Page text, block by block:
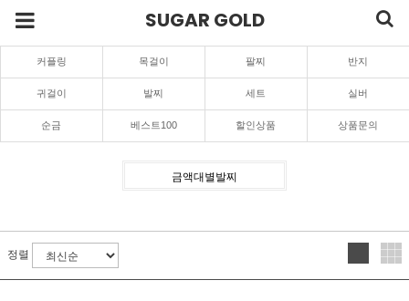
SUGAR GOLD
커플링 목걸이 팔찌 반지
귀걸이 발찌 세트 실버
순금 베스트100 할인상품 상품문의
금액대별발찌
정렬